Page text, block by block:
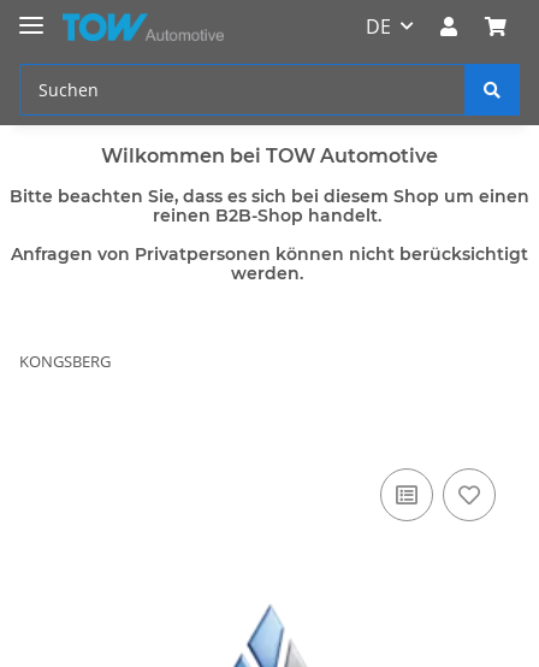
DE
Wilkommen bei TOW Automotive
Bitte beachten Sie, dass es sich bei diesem Shop um einen
reinen B2B-Shop handelt.
Anfragen von Privatpersonen können nicht berücksichtigt
werden.
KONGSBERG